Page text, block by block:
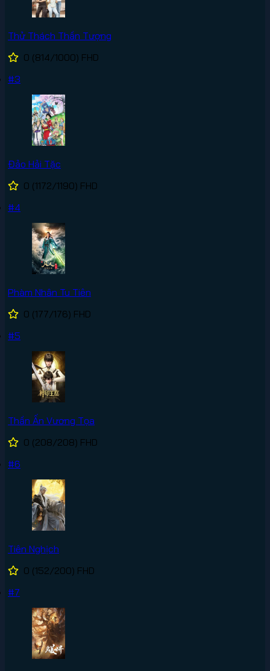
Thử Thách Thần Tượng
0 (814/1000) FHD
#3
Đảo Hải Tặc
0 (1172/1190) FHD
#4
Phàm Nhân Tu Tiên
0 (177/176) FHD
#5
Thần Ấn Vương Tọa
0 (208/208) FHD
#6
Tiên Nghịch
0 (152/200) FHD
#7